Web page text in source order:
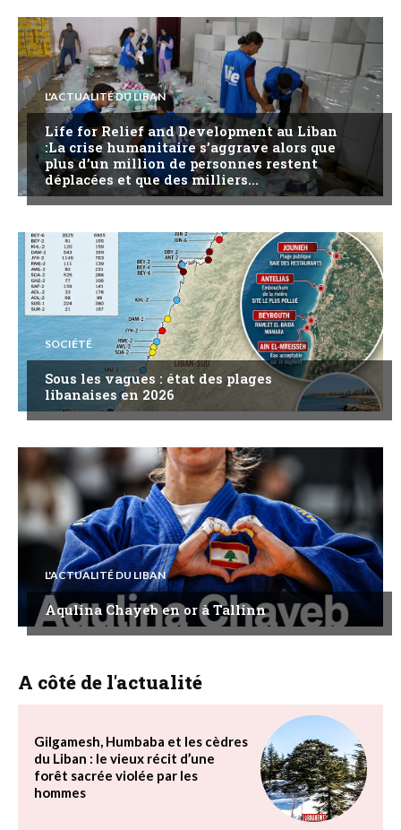
L'ACTUALITÉ DU LIBAN
Life for Relief and Development au Liban
:La crise humanitaire s’aggrave alors que
plus d’un million de personnes restent
déplacées et que des milliers...
SOCIÉTÉ
Sous les vagues : état des plages
libanaises en 2026
L'ACTUALITÉ DU LIBAN
Aqulina Chayeb en or à Tallinn
A côté de l'actualité
Gilgamesh, Humbaba et les cèdres
du Liban : le vieux récit d’une
forêt sacrée violée par les
hommes